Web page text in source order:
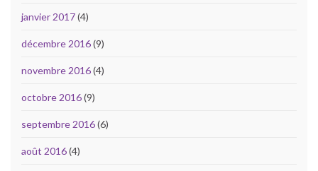
janvier 2017(4)
décembre 2016(9)
novembre 2016(4)
octobre 2016(9)
septembre 2016(6)
août 2016(4)